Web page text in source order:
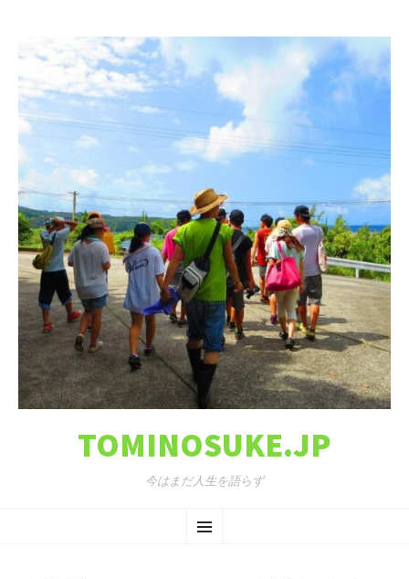
TOMINOSUKE.JP
今はまだ人生を語らず